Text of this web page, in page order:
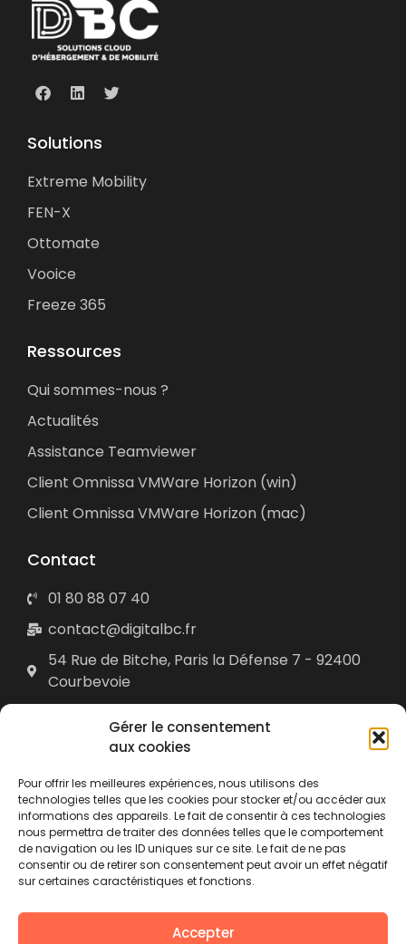
Gérer le consentement
aux cookies
Pour offrir les meilleures expériences, nous utilisons des
technologies telles que les cookies pour stocker et/ou accéder aux
informations des appareils. Le fait de consentir à ces technologies
nous permettra de traiter des données telles que le comportement
de navigation ou les ID uniques sur ce site. Le fait de ne pas
consentir ou de retirer son consentement peut avoir un effet négatif
sur certaines caractéristiques et fonctions.
Accepter
Solutions
Extreme Mobility
FEN-X
Ottomate
Vooice
Freeze 365
Ressources
Qui sommes-nous ?
Actualités
Assistance Teamviewer
Client Omnissa VMWare Horizon (win)
Client Omnissa VMWare Horizon (mac)
Contact
01 80 88 07 40
contact@digitalbc.fr
54 Rue de Bitche, Paris la Défense 7 - 92400
Courbevoie
Digital Boost Consulting © 2025 • Tous droits réservés •
mentions légales • Plan du site
DBC propose Extreme Mobility, un hébergement cloud hautement sécurisé
de votre SI. Il s’agit d’une solution innovante qui fonctionne avec des
postes de travail virtualisés (VDI). Extreme Mobility est simple
d’utilisation, ultra performante et compatible avec toutes les applications
Windows comme avec celles de la profession (ACD, Sage, RevisAudit,
Cegid, RCA, Agiris, …). La sécurité de la solution est sans compromis :
infrastructures clientes intégralement cloisonnées hébergées dans un
datacenter Tier IV, authentification multi facteur, sauvegardes géo-
de vos utilisateurs et de votre consommation grâce au portail
de vos process métier (RPA/ETL) est également proposée par DBC.